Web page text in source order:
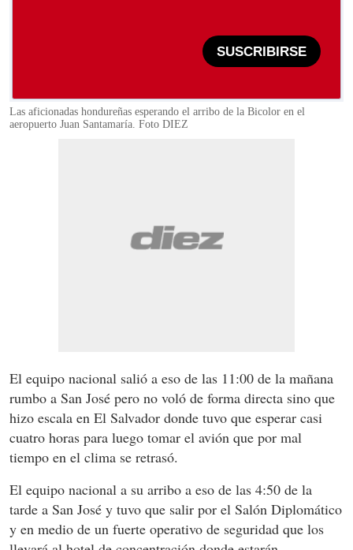
SUSCRIBIRSE
Las aficionadas hondureñas esperando el arribo de la Bicolor en el
aeropuerto Juan Santamaría. Foto DIEZ
El equipo nacional salió a eso de las 11:00 de la mañana
rumbo a San José pero no voló de forma directa sino que
hizo escala en El Salvador donde tuvo que esperar casi
cuatro horas para luego tomar el avión que por mal
tiempo en el clima se retrasó.
El equipo nacional a su arribo a eso de las 4:50 de la
tarde a San José y tuvo que salir por el Salón Diplomático
y en medio de un fuerte operativo de seguridad que los